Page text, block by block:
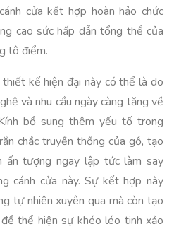
cửa kết hợp hoàn hảo chức
cao sức hấp dẫn tổng thể của
tô điểm.
kế hiện đại này có thể là do
và nhu cầu ngày càng tăng về
bổ sung thêm yếu tố trong
chắc truyền thống của gỗ, tạo
ấn tượng ngay lập tức làm say
cánh cửa này. Sự kết hợp này
tự nhiên xuyên qua mà còn tạo
thể hiện sự khéo léo tinh xảo